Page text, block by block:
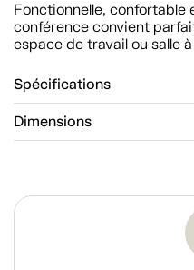
Fonctionnelle, confortable
conférence convient
espace de travail ou salle
Spécifications
Dimensions